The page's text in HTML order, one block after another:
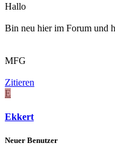
Hallo
Bin neu hier im Forum und
MFG
Zitieren
E
Ekkert
Neuer Benutzer